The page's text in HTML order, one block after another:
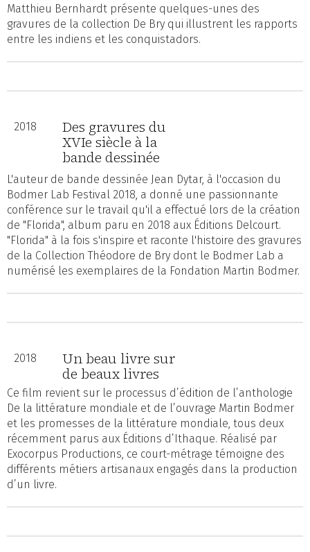
Matthieu Bernhardt présente quelques-unes des
gravures de la collection De Bry qui illustrent les rapports
entre les indiens et les conquistadors.
2018 Des gravures du
XVIe siècle à la
bande dessinée
L'auteur de bande dessinée Jean Dytar, à l'occasion du
Bodmer Lab Festival 2018, a donné une passionnante
conférence sur le travail qu'il a effectué lors de la création
de "Florida", album paru en 2018 aux Éditions Delcourt.
"Florida" à la fois s'inspire et raconte l'histoire des gravures
de la Collection Théodore de Bry dont le Bodmer Lab a
numérisé les exemplaires de la Fondation Martin Bodmer.
2018 Un beau livre sur
de beaux livres
Ce film revient sur le processus d’édition de l’anthologie
De la littérature mondiale et de l’ouvrage Martin Bodmer
et les promesses de la littérature mondiale, tous deux
récemment parus aux Éditions d’Ithaque. Réalisé par
Exocorpus Productions, ce court-métrage témoigne des
différents métiers artisanaux engagés dans la production
d’un livre.